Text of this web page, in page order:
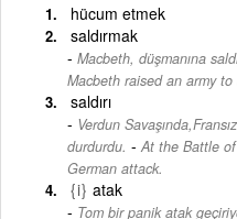
hücum etmek
saldırmak
Macbeth, düşmanına
Macbeth raised an army to
saldırı
Verdun
durdurdu. - At the Battle
German attack.
{i} atak
Tom bir panik atak